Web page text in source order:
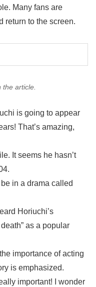
Many fans are
return to the screen.
article.
is going to appear
That’s amazing,
It seems he hasn’t
in a drama called
Horiuchi’s
as a popular
importance of acting
is emphasized.
important! I wonder